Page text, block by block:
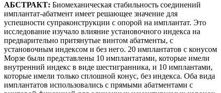
АБСТРАКТ: Биомеханическая стабильность соединений
имплантат-абатмент имеет решающее значение для
успешности супраконструкции с опорой на имплантат. Это
исследование изучало влияние установочного индекса на
предварительно притянутые винтом абатменты, с
установочным индексом и без него. 20 имплантатов с конусом
Морзе были представлены 10 имплантатами, которые имели
внутренний индекс в виде шестигранника, и 10 имплантами,
которые имели только сплошной конус, без индекса. Оба вида
имплантатов использовались с прямыми абатментами с